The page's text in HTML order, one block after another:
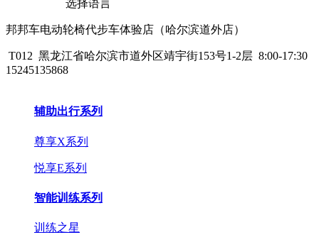
选择语言
邦邦车电动轮椅代步车体验店（哈尔滨道外店）
T012 黑龙江省哈尔滨市道外区靖宇街153号1-2层 8:00-17:30
15245135868
辅助出行系列
尊享X系列
悦享E系列
智能训练系列
训练之星